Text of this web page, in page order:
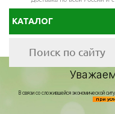
КАТАЛОГ
В связи со сложившейся экономической
при